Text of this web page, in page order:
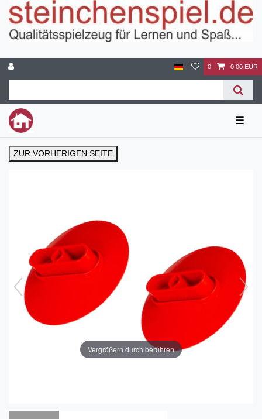
0 0,00 EUR
☰
ZUR VORHERIGEN SEITE
Vergrößern durch berühren